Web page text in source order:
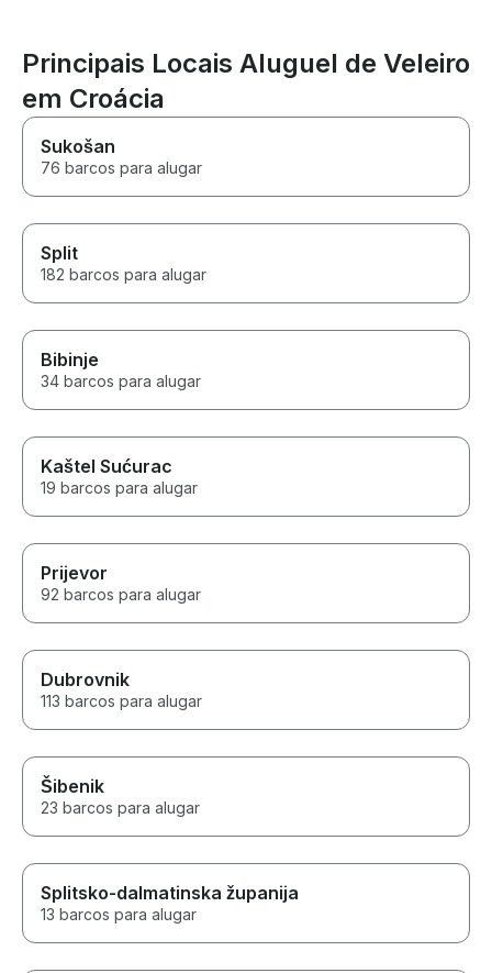
Principais Locais Aluguel de Veleiro
em Croácia
Sukošan
76 barcos para alugar
Split
182 barcos para alugar
Bibinje
34 barcos para alugar
Kaštel Sućurac
19 barcos para alugar
Prijevor
92 barcos para alugar
Dubrovnik
113 barcos para alugar
Šibenik
23 barcos para alugar
Splitsko-dalmatinska županija
13 barcos para alugar